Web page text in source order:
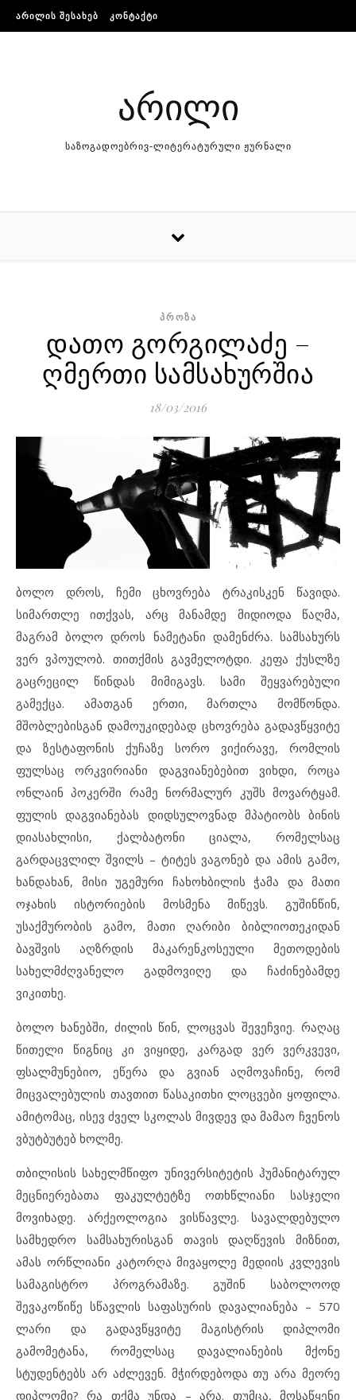
Skip to content
ᲐᲠᲘᲚᲘᲡ ᲨᲔᲡᲐᲮᲔᲑ ᲙᲝᲜᲢᲐᲥᲢᲘ
არილი
საზოგადოებრივ-ლიტერატურული ჟურნალი
ᲞᲠᲝᲖᲐ
დათო გორგილაძე –
ღმერთი სამსახურშია
18/03/2016
ბოლო დროს, ჩემი ცხოვრება ტრაკისკენ წავიდა.
სიმართლე ითქვას, არც მანამდე მიდიოდა წაღმა,
მაგრამ ბოლო დროს ნამეტანი დამენძრა. სამსახურს
ვერ ვპოულობ. თითქმის გავმელოტდი. კეფა ქუსლზე
გაცრეცილ წინდას მიმიგავს. სამი შეყვარებული
გამექცა. ამათგან ერთი, მართლა მომწონდა.
მშობლებისგან დამოუკიდებად ცხოვრება გადავწყვიტე
და ზესტაფონის ქუჩაზე სორო ვიქირავე, რომლის
ფულსაც ორკვირიანი დაგვიანებებით ვიხდი, როცა
ონლაინ პოკერში რამე ნორმალურ კუშს მოვარტყამ.
ფულის დაგვიანებას დიდსულოვნად მპატიობს ბინის
დიასახლისი, ქალბატონი ციალა, რომელსაც
გარდაცვლილ შვილს – ტიტეს ვაგონებ და ამის გამო,
ხანდახან, მისი უგემური ჩახოხბილის ჭამა და მათი
ოჯახის ისტორიების მოსმენა მიწევს. გუშინწინ,
უსაქმურობის გამო, მათი ღარიბი ბიბლიოთეკიდან
ბავშვის აღზრდის მაკარენკოსეული მეთოდების
სახელმძღვანელო გადმოვიღე და ჩაძინებამდე
ვიკითხე.
ბოლო ხანებში, ძილის წინ, ლოცვას შევეჩვიე. რაღაც
წითელი წიგნიც კი ვიყიდე, კარგად ვერ ვერკვევი,
ფსალმუნებიო, ეწერა და გვიან აღმოვაჩინე, რომ
მიცვალებულის თავთით წასაკითხი ლოცვები ყოფილა.
ამიტომაც, ისევ ძველ სკოლას მივდევ და მამაო ჩვენოს
ვბუტბუტებ ხოლმე.
თბილისის სახელმწიფო უნივერსიტეტის ჰუმანიტარულ
მეცნიერებათა ფაკულტეტზე ოთხწლიანი სასჯელი
მოვიხადე. არქეოლოგია ვისწავლე. სავალდებულო
სამხედრო სამსახურისგან თავის დაღწევის მიზნით,
ამას ორწლიანი კატორღა მივაყოლე მედიის კვლევის
სამაგისტრო პროგრამაზე. გუშინ საბოლოოდ
შევაკოწიწე სწავლის საფასურის დავალიანება – 570
ლარი და გადავწყვიტე მაგისტრის დიპლომი
გამომეტანა, რომელსაც დავალიანების მქონე
სტუდენტებს არ აძლევენ. მჭირდებოდა თუ არა მეორე
დიპლომი? რა თქმა უნდა – არა. თუმცა, მოსაწყენი